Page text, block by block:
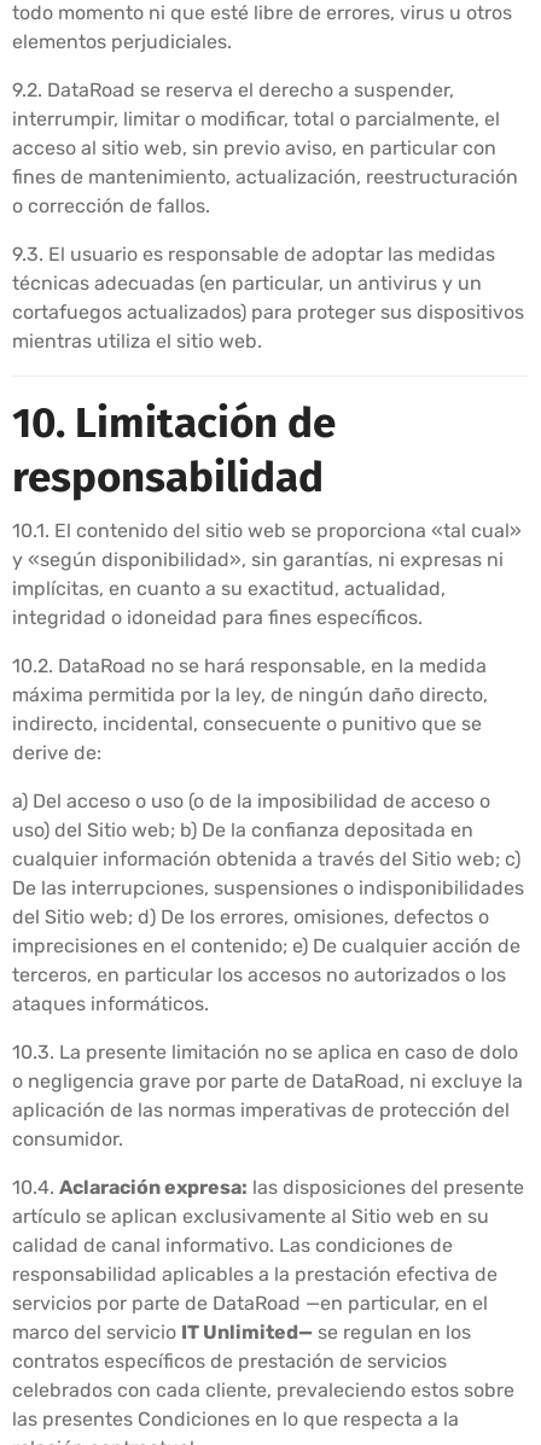
todo momento ni que esté libre de errores, virus u otros
elementos perjudiciales.
9.2. DataRoad se reserva el derecho a suspender,
interrumpir, limitar o modificar, total o parcialmente, el
acceso al sitio web, sin previo aviso, en particular con
fines de mantenimiento, actualización, reestructuración
o corrección de fallos.
9.3. El usuario es responsable de adoptar las medidas
técnicas adecuadas (en particular, un antivirus y un
cortafuegos actualizados) para proteger sus dispositivos
mientras utiliza el sitio web.
10. Limitación de
responsabilidad
10.1. El contenido del sitio web se proporciona «tal cual»
y «según disponibilidad», sin garantías, ni expresas ni
implícitas, en cuanto a su exactitud, actualidad,
integridad o idoneidad para fines específicos.
10.2. DataRoad no se hará responsable, en la medida
máxima permitida por la ley, de ningún daño directo,
indirecto, incidental, consecuente o punitivo que se
derive de:
a) Del acceso o uso (o de la imposibilidad de acceso o
uso) del Sitio web; b) De la confianza depositada en
cualquier información obtenida a través del Sitio web; c)
De las interrupciones, suspensiones o indisponibilidades
del Sitio web; d) De los errores, omisiones, defectos o
imprecisiones en el contenido; e) De cualquier acción de
terceros, en particular los accesos no autorizados o los
ataques informáticos.
10.3. La presente limitación no se aplica en caso de dolo
o negligencia grave por parte de DataRoad, ni excluye la
aplicación de las normas imperativas de protección del
consumidor.
10.4. Aclaración expresa: las disposiciones del presente
artículo se aplican exclusivamente al Sitio web en su
calidad de canal informativo. Las condiciones de
responsabilidad aplicables a la prestación efectiva de
servicios por parte de DataRoad —en particular, en el
marco del servicio IT Unlimited— se regulan en los
contratos específicos de prestación de servicios
celebrados con cada cliente, prevaleciendo estos sobre
las presentes Condiciones en lo que respecta a la